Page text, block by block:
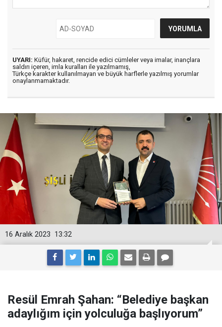
UYARI: Küfür, hakaret, rencide edici cümleler veya imalar, inançlara
saldırı içeren, imla kuralları ile yazılmamış,
Türkçe karakter kullanılmayan ve büyük harflerle yazılmış yorumlar
onaylanmamaktadır.
13:32
16 Aralık 2023
Resül Emrah Şahan: “Belediye başkan
adaylığım için yolculuğa başlıyorum”